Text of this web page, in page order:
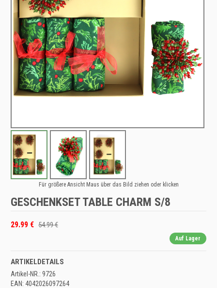
Für größere Ansicht Maus über das Bild ziehen oder klicken
GESCHENKSET TABLE CHARM S/8
29.99 € 54.99 €
Auf Lager
ARTIKELDETAILS
Artikel-NR.: 9726
EAN: 4042026097264